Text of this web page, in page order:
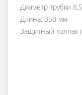
Диаметр трубки
Длина: 350 мм
Защитный колпак